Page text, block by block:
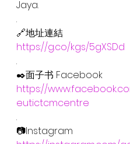
Jaya.
.
🔗地址連結
https://g.co/kgs/5gXSDd
.
✒️面子书 Facebook
https://
eutictcmcentre
.
📷Instagram